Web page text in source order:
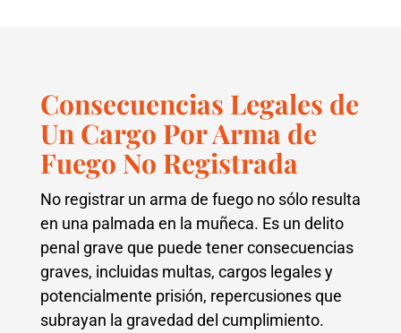
Consecuencias Legales de
Un Cargo Por Arma de
Fuego No Registrada
No registrar un arma de fuego no sólo resulta
en una palmada en la muñeca. Es un delito
penal grave que puede tener consecuencias
graves, incluidas multas, cargos legales y
potencialmente prisión, repercusiones que
subrayan la gravedad del cumplimiento.